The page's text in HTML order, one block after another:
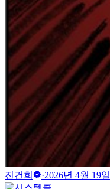
진건희 verified·2026년 4월 19일